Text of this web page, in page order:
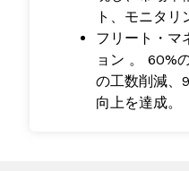
ト、モニタリ
フリート・マ
ョン 。 60%
の工数削減、
向上を達成。